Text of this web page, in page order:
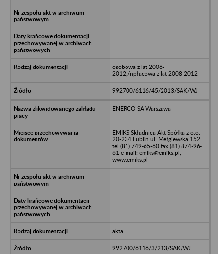
osobowa z lat 2006-
2012,/npłacowa z lat 2008-2012
992700/6116/45/2013/SAK/WJ
ENERCO SA Warszawa
EMIKS Składnica Akt Spółka z o.o.
20-234 Lublin ul. Mełgiewska 152
tel.(81) 749-65-60 fax:(81) 874-96-
61 e-mail: emiks@emiks.pl,
www.emiks.pl
akta
992700/6116/3/213/SAK/WJ